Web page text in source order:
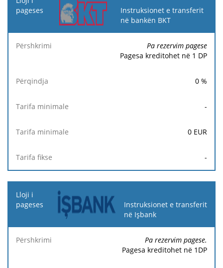
Instruksionet e transferit
në bankën BKT
Pa rezervim pagese
Pagesa kreditohet në 1 DP
0 %
-
0 EUR
-
Instruksionet e transferit
në Işbank
Pa rezervim pagese.
Pagesa kreditohet në 1DP